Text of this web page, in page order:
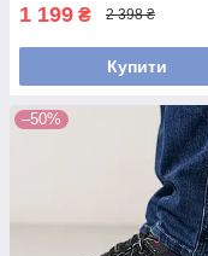
1 199 ₴ 2 398 ₴
Купити
–50%